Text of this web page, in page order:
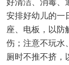
好清洁、消毒、
安排好幼儿的一
座、电板，以防
伤；注意不玩水
厕时不推不挤，